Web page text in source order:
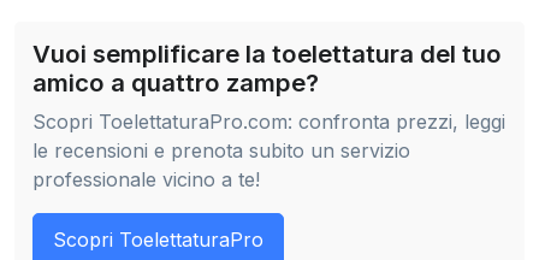
Vuoi semplificare la toelettatura del tuo
amico a quattro zampe?
Scopri ToelettaturaPro.com: confronta prezzi, leggi
le recensioni e prenota subito un servizio
professionale vicino a te!
Scopri ToelettaturaPro